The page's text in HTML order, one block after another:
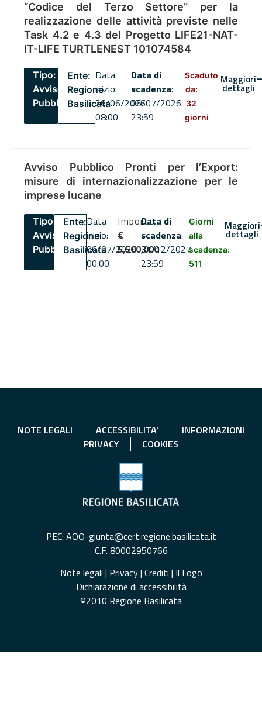
“Codice del Terzo Settore” per la
realizzazione delle attività previste nelle
Task 4.2 e 4.3 del Progetto LIFE21-NAT-
IT-LIFE TURTLENEST 101074584
Tipo:
Avviso
Pubblico
Ente:
Regione
Basilicata
Data
inizio:
26/06/2026
08:00
Data di
scadenza:
06/07/2026
23:59
Scaduto
da:
32
giorni
Maggiori
dettagli
Avviso Pubblico Pronti per l’Export:
misure di internazionalizzazione per le
imprese lucane
Tipo:
Avviso
Pubblico
Ente:
Regione
Basilicata
Data
inizio:
06/07/2026
00:00
Importo
€
5,500,000
Data di
scadenza:
31/12/2027
23:59
Giorni
alla
scadenza:
511
Maggiori
dettagli
NOTE LEGALI ACCESSIBILITA'
INFORMAZIONI
PRIVACY
COOKIES
PEC: AOO-giunta@cert.regione.basilicata.it
C.F. 80002950766
Note legali | Privacy| Crediti | Il Logo
Dichiarazione di accessibilità
©2010 Regione Basilicata